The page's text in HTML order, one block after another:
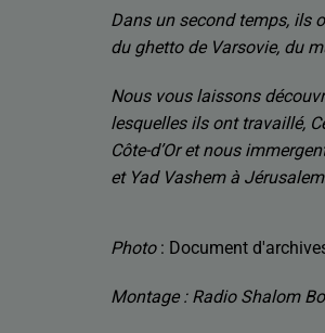
Dans un second temps, ils
du ghetto de Varsovie, du
Nous vous laissons
lesquelles ils ont travaillé,
Côte-d’Or et nous
et Yad Vashem à
Photo: Document
Montage : Radio Shalom